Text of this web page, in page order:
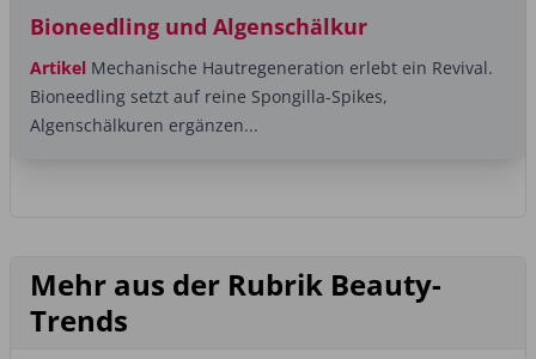
Bioneedling und Algenschälkur
Artikel Mechanische Hautregeneration erlebt ein Revival.
Bioneedling setzt auf reine Spongilla-Spikes,
Algenschälkuren ergänzen...
Mehr aus der Rubrik Beauty-
Trends